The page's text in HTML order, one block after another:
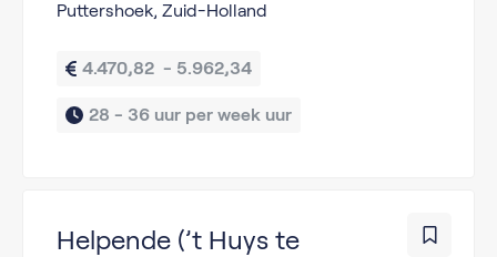
Puttershoek, Zuid-Holland
4.470,82  - 5.962,34
28 - 36 uur per week uur
Helpende (’t Huys te